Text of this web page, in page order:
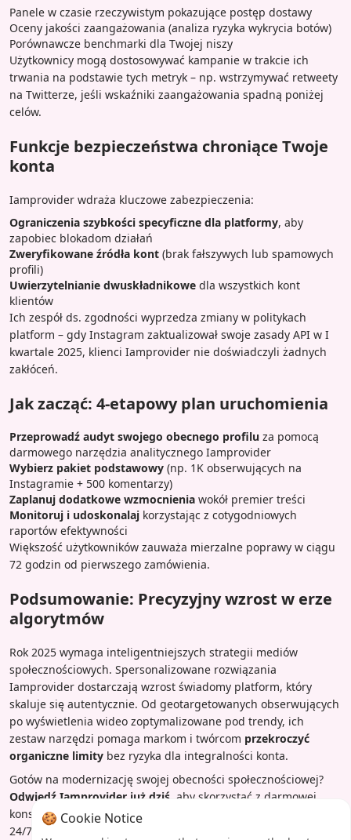
Panele w czasie rzeczywistym pokazujące postęp dostawy
Oceny jakości zaangażowania (analiza ryzyka wykrycia botów)
Porównawcze benchmarki dla Twojej niszy
Użytkownicy mogą dostosowywać kampanie w trakcie ich
trwania na podstawie tych metryk – np. wstrzymywać retweety
na Twitterze, jeśli wskaźniki zaangażowania spadną poniżej
celów.
Funkcje bezpieczeństwa chroniące Twoje
konta
Iamprovider wdraża kluczowe zabezpieczenia:
Ograniczenia szybkości specyficzne dla platformy, aby
zapobiec blokadom działań
Zweryfikowane źródła kont (brak fałszywych lub spamowych
profili)
Uwierzytelnianie dwuskładnikowe dla wszystkich kont
klientów
Ich zespół ds. zgodności wyprzedza zmiany w politykach
platform – gdy Instagram zaktualizował swoje zasady API w I
kwartale 2025, klienci Iamprovider nie doświadczyli żadnych
zakłóceń.
Jak zacząć: 4-etapowy plan uruchomienia
Przeprowadź audyt swojego obecnego profilu za pomocą
darmowego narzędzia analitycznego Iamprovider
Wybierz pakiet podstawowy (np. 1K obserwujących na
Instagramie + 500 komentarzy)
Zaplanuj dodatkowe wzmocnienia wokół premier treści
Monitoruj i udoskonalaj korzystając z cotygodniowych
raportów efektywności
Większość użytkowników zauważa mierzalne poprawy w ciągu
72 godzin od pierwszego zamówienia.
Podsumowanie: Precyzyjny wzrost w erze
algorytmów
Rok 2025 wymaga inteligentniejszych strategii mediów
społecznościowych. Spersonalizowane rozwiązania
Iamprovider dostarczają wzrost świadomy platform, który
skaluje się autentycznie. Od geotargetowanych obserwujących
po wyświetlenia wideo zoptymalizowane pod trendy, ich
zestaw narzędzi pomaga markom i twórcom przekroczyć
organiczne limity bez ryzyka dla integralności konta.
Gotów na modernizację swojej obecności społecznościowej?
Odwiedź Iamprovider już dziś , aby skorzystać z darmowej
konsultacji i spersonalizowanych rekomendacji pakietów. Ich
24/7 zespół wsparcia pomaga zmaksymalizować każdy kredyt –
🍪 Cookie Notice